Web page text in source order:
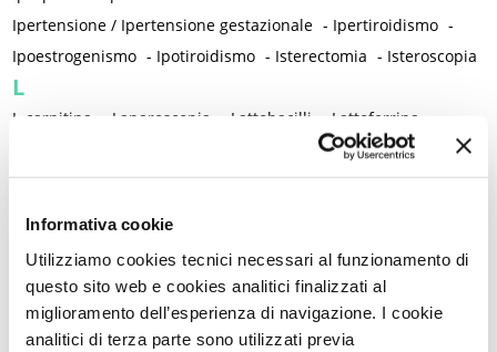
Informativa cookie
Utilizziamo cookies tecnici necessari al funzionamento di
questo sito web e cookies analitici finalizzati al
miglioramento dell’esperienza di navigazione. I cookie
analitici di terza parte sono utilizzati previa
Ipertensione / Ipertensione gestazionale - Ipertiroidismo -
Ipoestrogenismo - Ipotiroidismo - Isterectomia - Isteroscopia
L
L-carnitina Laparoscopia Lattobacilli Lattoferrina
Lesioni intraepiteliali squamose di alto grado della vulva -
Lupus eritematoso sistemico
Luteolina Lutto
M